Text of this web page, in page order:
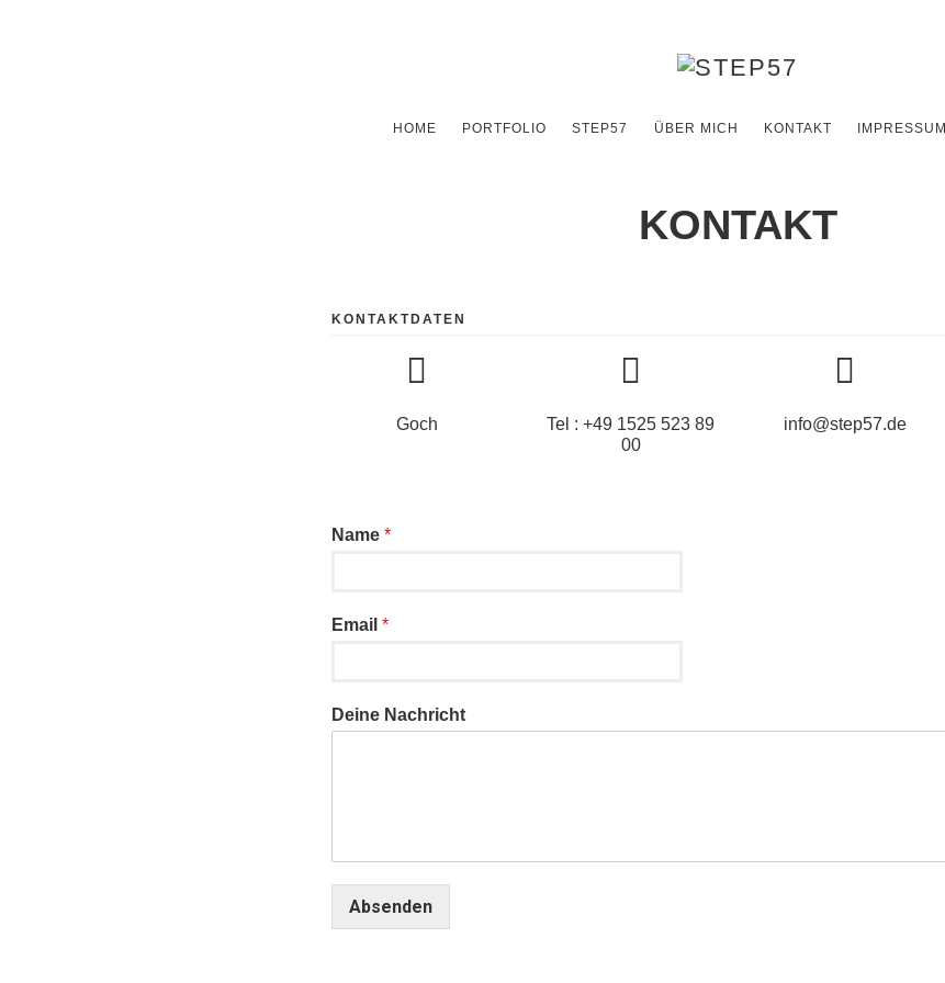
HOME PORTFOLIO STEP57 ÜBER MICH KONTAKT IMPRESSUM
KONTAKT
KONTAKTDATEN
Goch
Tel : +49 1525 523 89
00
info@step57.de
Name *
Email *
Deine Nachricht
Absenden